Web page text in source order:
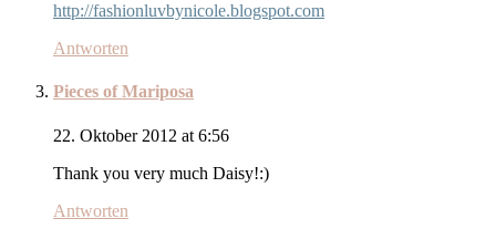
http://fashionluvbynicole.blogspot.com
Antworten
Pieces of Mariposa
22. Oktober 2012 at 6:56
Thank you very much Daisy!:)
Antworten